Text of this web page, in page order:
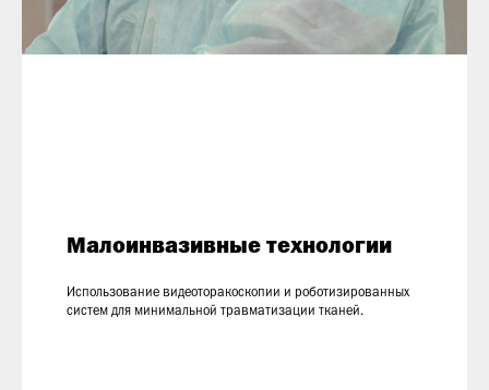
Малоинвазивные технологии
Использование видеоторакоскопии и роботизированных
систем для минимальной травматизации тканей.